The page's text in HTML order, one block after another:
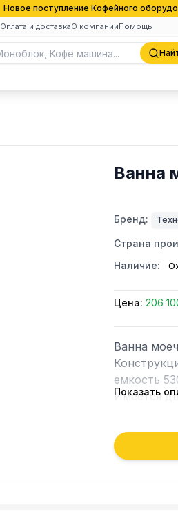
Новое поступление Кофейного
Оплата и доставкаО компанииПомощь
Ванна
Бренд:
Страна
Наличие:
Цена: 206
Ванна
емкость
Имеется
Показать